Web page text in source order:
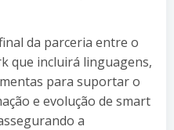
da parceria entre o
que incluirá linguagens,
para suportar o
e evolução de smart
a